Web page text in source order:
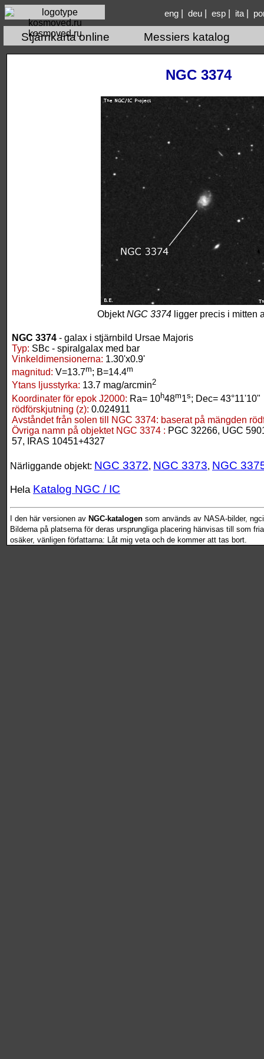
kosmoved.ru
eng| deu| esp| ita|
Stjärnkarta online Messiers katalog
NGC 3374
ObjektNGC 3374ligger precis i mitten
NGC 3374 - galax i stjärnbild Ursae Majoris
Typ: SBc - spiralgalax med bar
Vinkeldimensionerna: 1.30'x0.9'
magnitud: V=13.7m; B=14.4m
Ytans ljusstyrka: 13.7 mag/arcmin2
Koordinater för epok J2000: Ra= 10h48m1s; Dec= 43°11'10"
rödförskjutning (z): 0.024911
Avståndet från solen till NGC 3374: baserat på mängden
Övriga namn på objektet NGC 3374 : PGC 32266, UGC
57, IRAS 10451+4327
Närliggande objekt: NGC 3372, NGC 3373, NGC
Hela Katalog NGC / IC
I den här versionen av NGC-katalogen som används av NASA-bilder,
Bilderna på platserna för deras ursprungliga placering hänvisas till som
osäker, vänligen författarna: Låt mig veta och de kommer att tas bort.